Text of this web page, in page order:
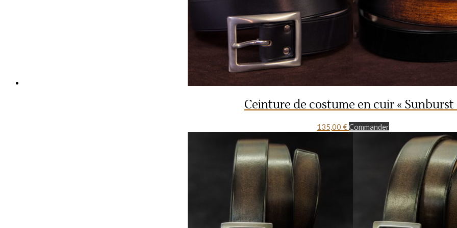
Ceinture de costume en cuir « Sunburst
135,00 €Commander